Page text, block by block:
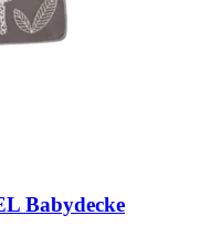
Babydecke